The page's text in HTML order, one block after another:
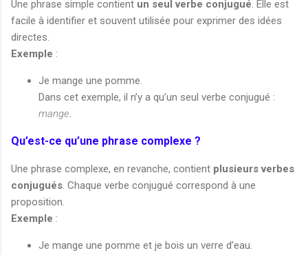
Une phrase simple contient un seul verbe conjugué. Elle est
facile à identifier et souvent utilisée pour exprimer des idées
directes.
Exemple :
Je mange une pomme.
Dans cet exemple, il n’y a qu’un seul verbe conjugué :
mange.
Qu’est-ce qu’une phrase complexe ?
Une phrase complexe, en revanche, contient plusieurs verbes
conjugués. Chaque verbe conjugué correspond à une
proposition.
Exemple :
Je mange une pomme et je bois un verre d’eau.